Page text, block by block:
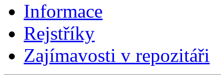
Informace
Rejstříky
Zajímavosti v repozitáři